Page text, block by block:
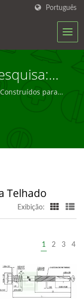
Português
|
E
Em
–
para
C.
Telhado
Exibição:
1 2 3 4